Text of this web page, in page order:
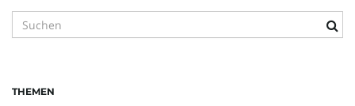
u
b
THEMEN